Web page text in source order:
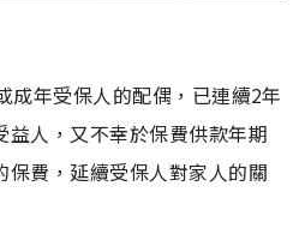
成年受保人的配偶，已連續2年
益人，又不幸於保費供款年期
保費，延續受保人對家人的關